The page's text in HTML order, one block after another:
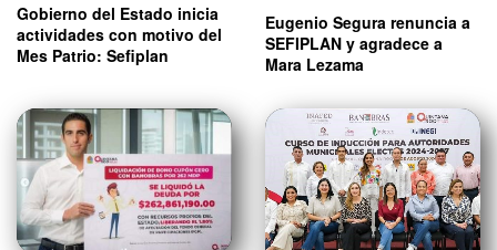
Gobierno del Estado inicia
actividades con motivo del
Mes Patrio: Sefiplan
Eugenio Segura renuncia a
SEFIPLAN y agradece a
Mara Lezama